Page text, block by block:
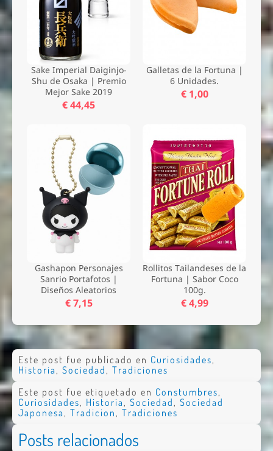
Sake Imperial Daiginjo-
Shu de Osaka | Premio
Mejor Sake 2019
€ 44,45
Galletas de la Fortuna |
6 Unidades.
€ 1,00
Gashapon Personajes
Sanrio Portafotos |
Diseños Aleatorios
€ 7,15
Rollitos Tailandeses de la
Fortuna | Sabor Coco
100g.
€ 4,99
Este post fue publicado en Curiosidades,
Historia, Sociedad, Tradiciones
Este post fue etiquetado en Constumbres,
Curiosidades, Historia, Sociedad, Sociedad
Japonesa, Tradicion, Tradiciones
Posts relacionados